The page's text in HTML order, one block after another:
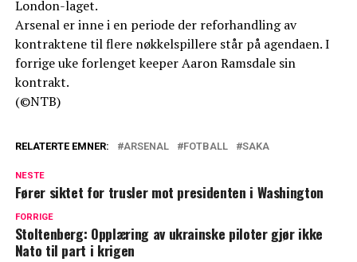
London-laget.
Arsenal er inne i en periode der reforhandling av
kontraktene til flere nøkkelspillere står på agendaen. I
forrige uke forlenget keeper Aaron Ramsdale sin
kontrakt.
(©NTB)
RELATERTE EMNER: ARSENAL FOTBALL SAKA
NESTE
Fører siktet for trusler mot presidenten i Washington
FORRIGE
Stoltenberg: Opplæring av ukrainske piloter gjør ikke
Nato til part i krigen